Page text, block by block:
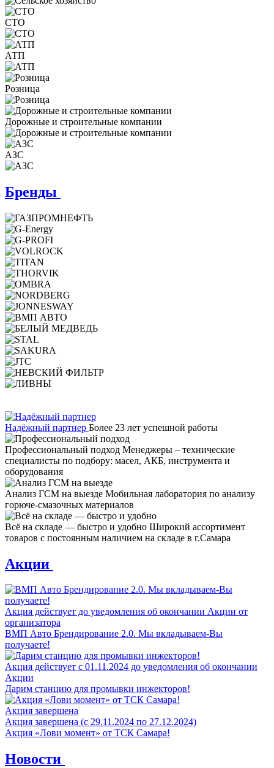
СТО
АТП
Розница
Дорожные и строительные компании
АЗС
Бренды
Надёжный партнер Более 23 лет успешной работы
Профессиональный подход Менеджеры – технические
специалисты по подбору: масел, АКБ, инструмента и
оборудования
Анализ ГСМ на выезде Мобильная лаборатория по анализу
горюче-смазочных материалов
Всё на складе — быстро и удобно Широкий ассортимент
товаров с постоянным наличием на складе в г.Самара
Акции
Акция действует до уведомления об окончании Акции от
организатора
ВМП Авто Брендирование 2.0. Мы вкладываем-Вы
получаете!
Акция действует с 01.11.2024 до уведомления об окончании
Акции
Дарим станцию для промывки инжекторов!
Акция завершена
Акция завершена (с 29.11.2024 по 27.12.2024)
Акция «Лови момент» от ТСК Самара!
Новости